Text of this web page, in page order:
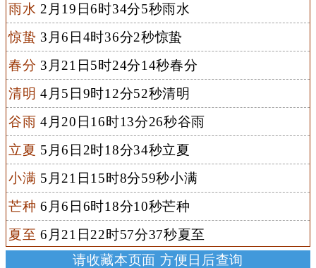
雨水 2月19日6时34分5秒雨水
惊蛰 3月6日4时36分2秒惊蛰
春分 3月21日5时24分14秒春分
清明 4月5日9时12分52秒清明
谷雨 4月20日16时13分26秒谷雨
立夏 5月6日2时18分34秒立夏
小满 5月21日15时8分59秒小满
芒种 6月6日6时18分10秒芒种
夏至 6月21日22时57分37秒夏至
请收藏本页面 方便日后查询